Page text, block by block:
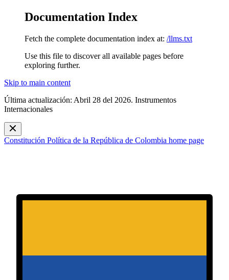
Documentation Index
Fetch the complete documentation index at: /llms.txt
Use this file to discover all available pages before
exploring further.
Skip to main content
Última actualización: Abril 28 del 2026. Instrumentos
Internacionales
Constitución Política de la República de Colombia home page